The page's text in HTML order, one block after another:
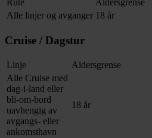
Alle linjer og avganger 18 år
Cruise / Dagstur
Linje
Aldersgrense
Alle Cruise med
dag-i-land eller
bli-om-bord
uavhengig av
avgangs- eller
ankomsthavn
18 år